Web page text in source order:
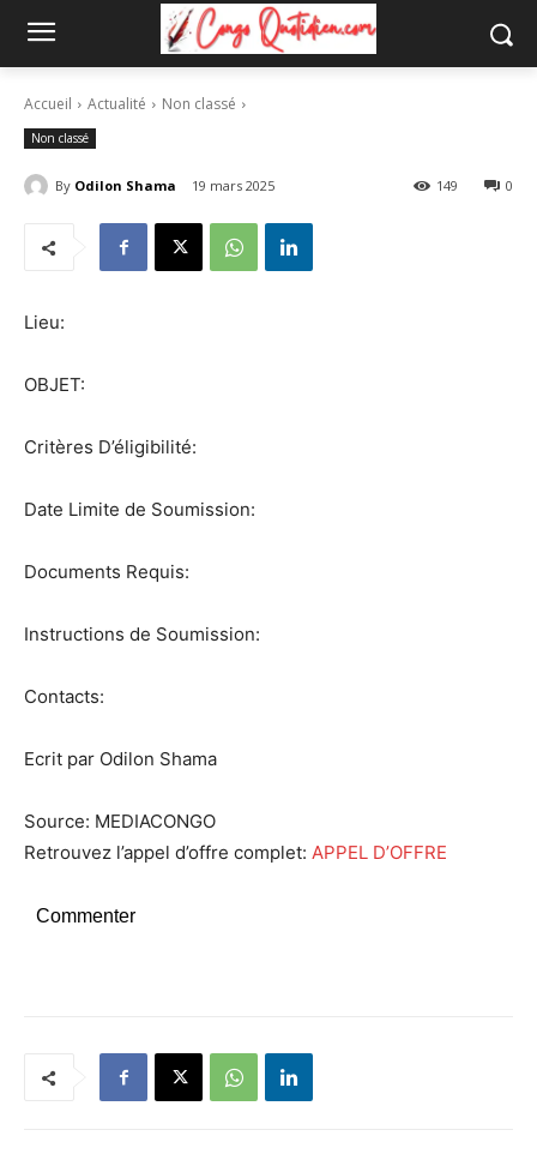
Accueil Actualité Non classé
Non classé
By Odilon Shama 19 mars 2025 0
149
Lieu:
OBJET:
Critères D’éligibilité:
Date Limite de Soumission:
Documents Requis:
Instructions de Soumission:
Contacts:
Ecrit par Odilon Shama
Source: MEDIACONGO
Retrouvez l’appel d’offre complet: APPEL D’OFFRE
Commenter